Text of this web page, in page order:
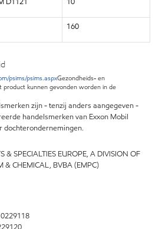
160
psims/psims.aspxGezondheids- en
product kunnen gevonden worden in de
zijn - tenzij anders aangegeven -
handelsmerken van Exxon Mobil
dochterondernemingen.
& SPECIALTIES EUROPE, A DIVISION OF
& CHEMICAL, BVBA (EMPC)